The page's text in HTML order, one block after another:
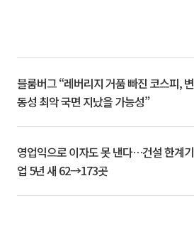
블룸버그 “레버리지 거품 빠진 코스피, 변
동성 최악 국면 지났을 가능성”
영업익으로 이자도 못 낸다…건설 한계기
업 5년 새 62→173곳